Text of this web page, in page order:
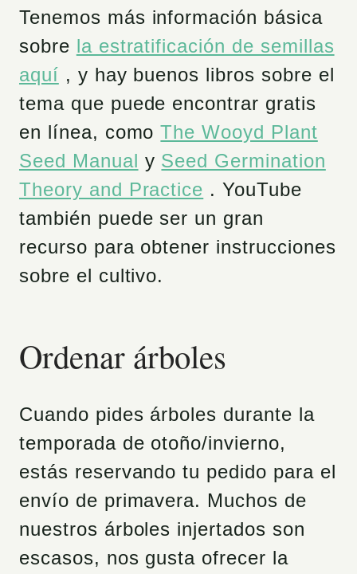
Tenemos más información básica
sobre la estratificación de semillas
aquí , y hay buenos libros sobre el
tema que puede encontrar gratis
en línea, comoThe Wooyd Plant
Seed Manual y Seed Germination
Theory and Practice . YouTube
también puede ser un gran
recurso para obtener instrucciones
sobre el cultivo.
Ordenar árboles
Cuando pides árboles durante la
temporada de otoño/invierno,
estás reservando tu pedido para el
envío de primavera. Muchos de
nuestros árboles injertados son
escasos, nos gusta ofrecer la